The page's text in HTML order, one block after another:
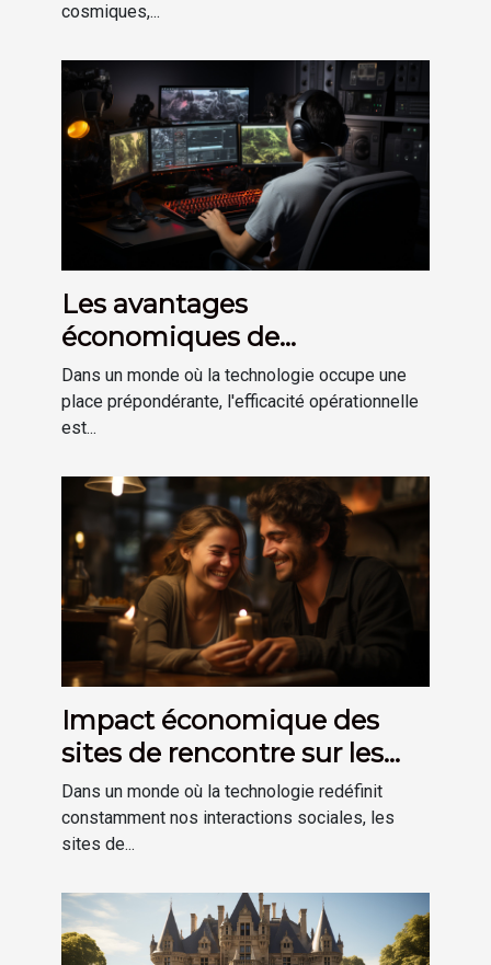
cosmiques,...
Les avantages
économiques de
l'amélioration de la
productivité grâce aux
accessoires informatiques
spécialisés
Dans un monde où la technologie occupe une
place prépondérante, l'efficacité opérationnelle
est...
Impact économique des
sites de rencontre sur les
restaurants locaux
Dans un monde où la technologie redéfinit
constamment nos interactions sociales, les
sites de...